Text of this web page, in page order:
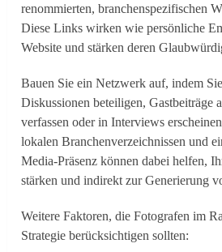
renommierten, branchenspezifischen
Diese Links wirken wie persönliche
Website und stärken deren
Bauen Sie ein Netzwerk auf, indem
Diskussionen beteiligen, Gastbeiträge
verfassen oder in Interviews
lokalen Branchenverzeichnissen und
Media-Präsenz können dabei helfen,
stärken und indirekt zur Generierung
Weitere Faktoren, die Fotografen im
Strategie berücksichtigen sollten: